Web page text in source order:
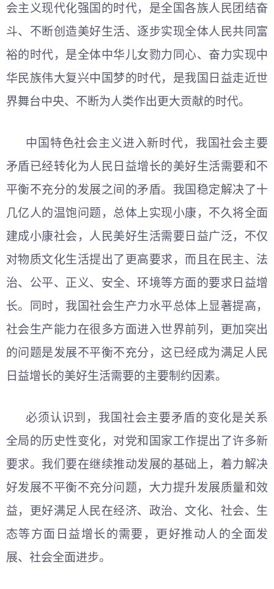
会主义现代化强国的时代，是全国各族人民团结奋
斗、不断创造美好生活、逐步实现全体人民共同富
裕的时代，是全体中华儿女勠力同心、奋力实现中
华民族伟大复兴中国梦的时代，是我国日益走近世
界舞台中央、不断为人类作出更大贡献的时代。
中国特色社会主义进入新时代，我国社会主要
矛盾已经转化为人民日益增长的美好生活需要和不
平衡不充分的发展之间的矛盾。我国稳定解决了十
几亿人的温饱问题，总体上实现小康，不久将全面
建成小康社会，人民美好生活需要日益广泛，不仅
对物质文化生活提出了更高要求，而且在民主、法
治、公平、正义、安全、环境等方面的要求日益增
长。同时，我国社会生产力水平总体上显著提高，
社会生产能力在很多方面进入世界前列，更加突出
的问题是发展不平衡不充分，这已经成为满足人民
日益增长的美好生活需要的主要制约因素。
必须认识到，我国社会主要矛盾的变化是关系
全局的历史性变化，对党和国家工作提出了许多新
要求。我们要在继续推动发展的基础上，着力解决
好发展不平衡不充分问题，大力提升发展质量和效
益，更好满足人民在经济、政治、文化、社会、生
态等方面日益增长的需要，更好推动人的全面发
展、社会全面进步。